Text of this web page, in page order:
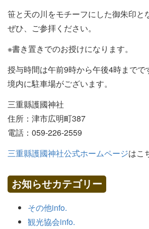
笹と天の川をモチーフにした御朱印と
ぜひ、ご参拝ください。
※書き置きでのお授けになります。
授与時間は午前9時から午後4時までで
境内に駐車場がございます。
三重縣護國神社
住所：津市広明町387
電話：059-226-2559
三重縣護國神社公式ホームページはこ
お知らせカテゴリー
その他info.
観光協会info.